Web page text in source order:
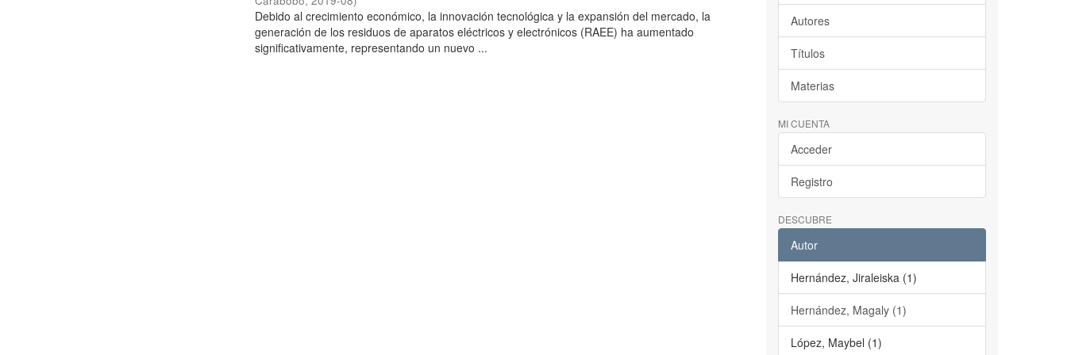
Debido al crecimiento económico, la innovación tecnológica y la expansión del mercado, la
generación de los residuos de aparatos eléctricos y electrónicos (RAEE) ha aumentado
significativamente, representando un nuevo ...
Autores
Títulos
Materias
MI CUENTA
Acceder
Registro
DESCUBRE
Autor
Hernández, Jiraleiska (1)
Hernández, Magaly (1)
López, Maybel (1)